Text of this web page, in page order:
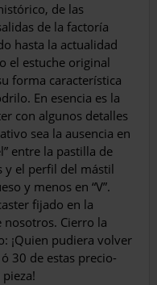
de las
de la factoría
hasta la actualidad
el es­tuche original
forma característica
En esencia es la
con algunos detalles
sea la au­sencia en
en­tre la pastilla de
y el perfil del mástil
y menos en “V”.
fijado en la
nosotros. Cierro la
¡Quien pudiera volver
30 de estas precio­